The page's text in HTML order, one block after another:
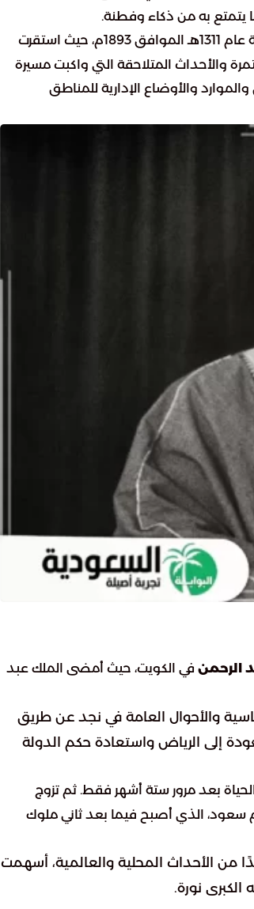
يتمتع به من ذكاء وفطنة.
انتقل الإمام عبد الرحمن إلى قطر ثم إلى الكويت في بداية عام 1311هـ الموافق 1893م، حيث استقرت
والأحداث المتلاحقة التي واكبت مسيرة
والأوضاع الإدارية للمناطق
الرحمن في الكويت، حيث أمضى الملك عبد
والأحوال العامة في نجد عن طريق
إلى الرياض واستعادة حكم الدولة
بعد مرور ستة أشهر فقط. ثم تزوج
ثم سعود، الذي أصبح فيما بعد ثاني ملوك
من الأحداث المحلية والعالمية، أسهمت
الكبرى نورة.